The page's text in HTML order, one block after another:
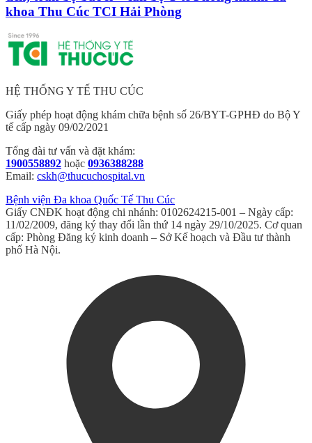
khoa Thu Cúc TCI Hải Phòng
HỆ THỐNG Y TẾ THU CÚC
Giấy phép hoạt động khám chữa bệnh số 26/BYT-GPHĐ do Bộ Y
tế cấp ngày 09/02/2021
Tổng đài tư vấn và đặt khám:
1900558892 hoặc 0936388288
Email: cskh@thucuchospital.vn
Bệnh viện Đa khoa Quốc Tế Thu Cúc
Giấy CNĐK hoạt động chi nhánh: 0102624215-001 – Ngày cấp:
11/02/2009, đăng ký thay đổi lần thứ 14 ngày 29/10/2025. Cơ quan
cấp: Phòng Đăng ký kinh doanh – Sở Kế hoạch và Đầu tư thành
phố Hà Nội.